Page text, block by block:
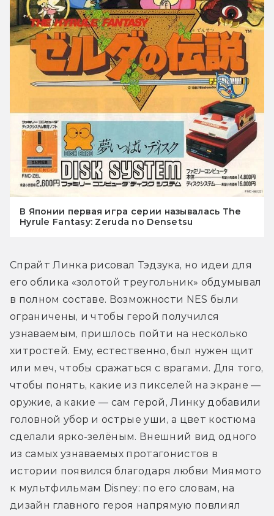
В Японии первая игра серии называлась The
Hyrule Fantasy: Zeruda no Densetsu
Спрайт Линка рисовал Тэдзука, но идеи для
его облика «золотой треугольник» обдумывал
в полном составе. Возможности NES были
ограничены, и чтобы герой получился
узнаваемым, пришлось пойти на несколько
хитростей. Ему, естественно, был нужен щит
или меч, чтобы сражаться с врагами. Для того,
чтобы понять, какие из пикселей на экране —
оружие, а какие — сам герой, Линку добавили
головной убор и острые уши, а цвет костюма
сделали ярко-зелёным. Внешний вид одного
из самых узнаваемых протагонистов в
истории появился благодаря любви Миямото
к мультфильмам Disney: по его словам, на
дизайн главного героя напрямую повлиял